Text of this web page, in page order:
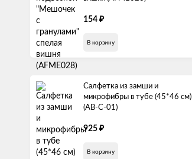
154 ₽
В корзину
Салфетка из замши и
микрофибры в тубе (45*46 см)
(AB-C-01)
925 ₽
В корзину